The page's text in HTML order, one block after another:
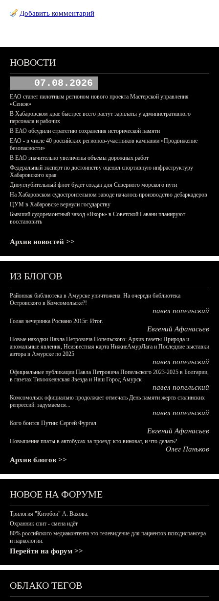
Добавить комментарий
НОВОСТИ
07.08.2026
ЕАО станет пилотным регионом нового проекта Мастерской управления
«Сенеж»
В Хабаровском крае быстрее всего растут зарплаты у административного
персонала и рабочих
В ЕАО обсудили стратегию сохранения исторической памяти
ЕАО - в числе 40 российских регионов-участников кампании «Продвижение
безопасности»
В ЕАО значительно увеличены объемы дорожных работ
Федеральный эксперт по достоинству оценил спортивную инфраструктуру
Хабаровского края
Дноуглубительный флот будет создан для Северного морского пути
На Хабаровском судостроительном заводе началось производство дебаркадеров
ЦУМ в Хабаровске вернули государству
Бывший судоремонтный завод «Якорь» в Советской Гавани планируют
восстановить
Архив новостей >>
ИЗ БЛОГОВ
Районная библиотека в Амурске уничтожена. На очереди библиотека
Островского в Комсомольске?!
павел попельский
Голая вечеринка Роснано 2015г. Итог.
Евгений Афанасьев
Новые находки Павла Петровича Попельского: Архив газеты Природа и
аномальные явления, Неизвестная карта НижнеАмурЛага и Последние выставки
автора в Амурске по 2025
павел попельский
Официальные публикации Павла Петровича Попельского 2023-2025 в Болгарии,
в газетах Тихоокеанская Звезда и Наш Город Амурск
павел попельский
Комсомольск официально продолжает отмечать День памяти жертв сталинских
репрессий: задумаемся...
павел попельский
Кого боится Путин: Сергей Фургал
Евгений Афанасьев
Повышение платы в автобусах за проезд: кто виноват, и что делать?
Олег Паньков
Архив блогов >>
НОВОЕ НА ФОРУМЕ
Трилогия "Китобои" А. Вахова.
Охранник спит - смена идёт
80% российского медиаконтента это телевидение для пациентов психдиспансера
и наркологии.
Перейти на форум >>
ОБЛАКО ТЕГОВ